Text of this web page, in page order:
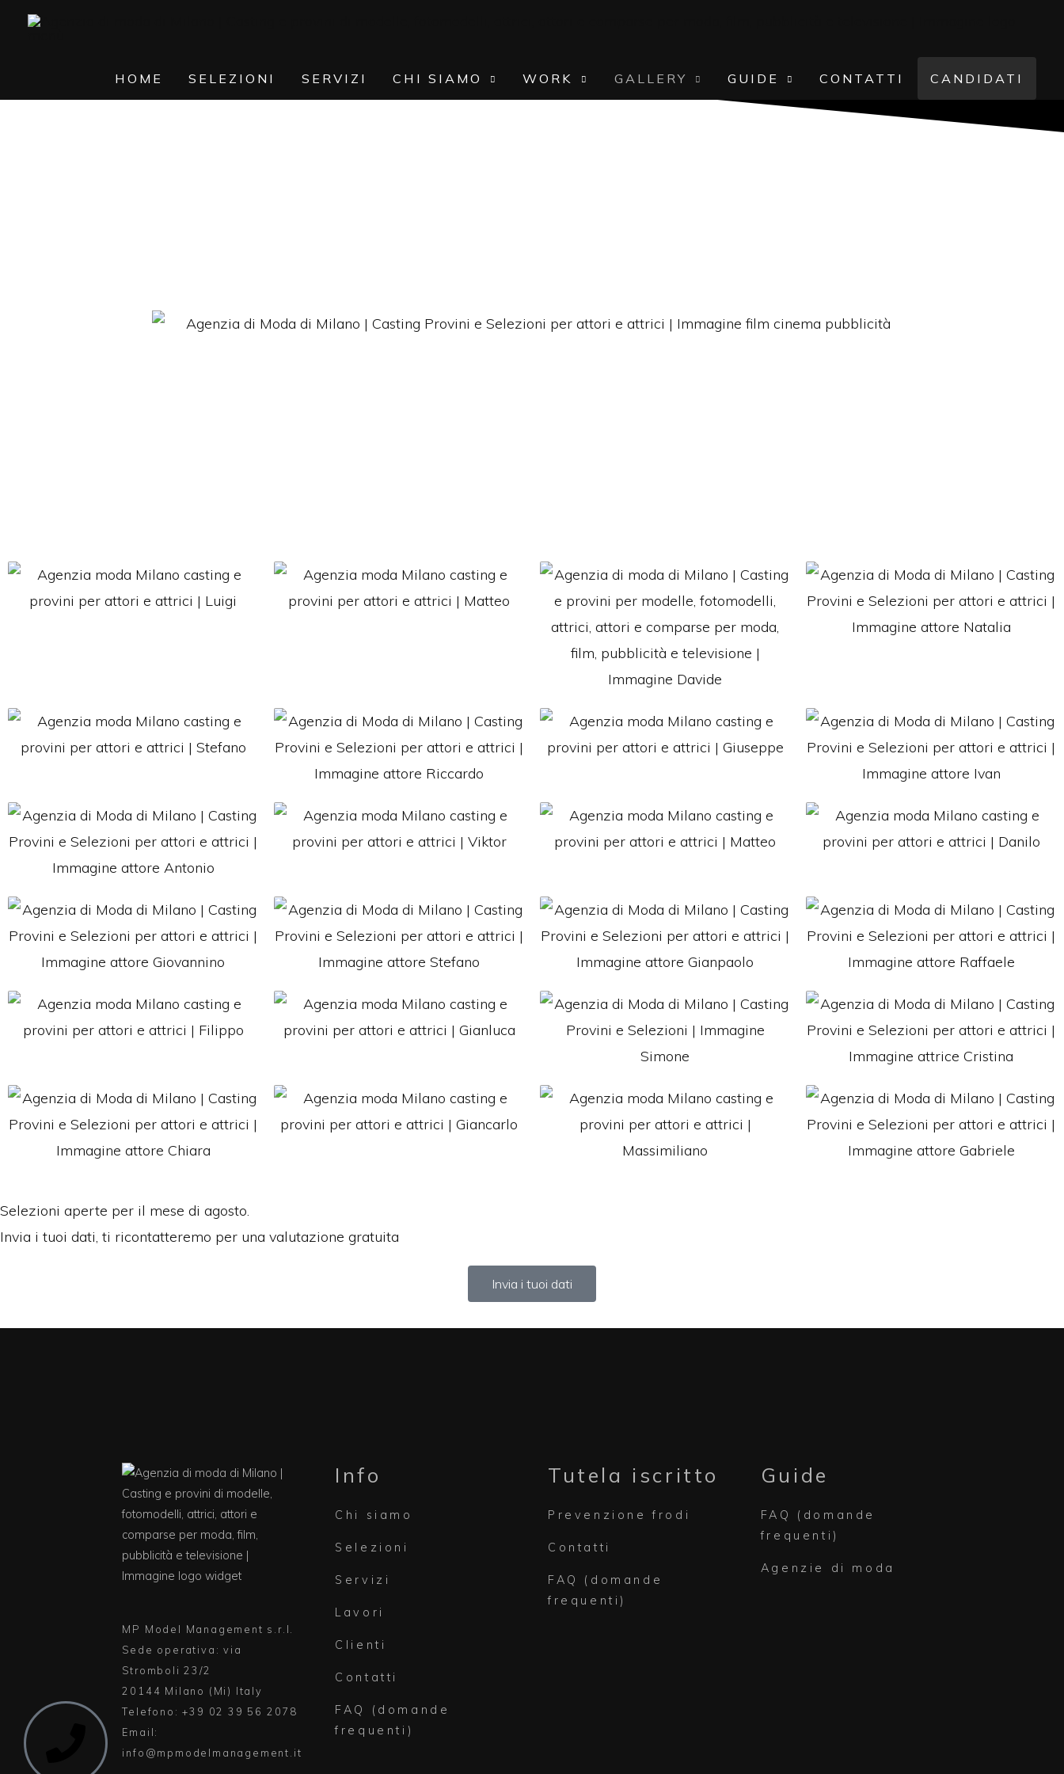
HOME SELEZIONI SERVIZI CHI SIAMO WORK GALLERY GUIDE CONTATTI CANDIDATI
Selezioni aperte per il mese di agosto.
Invia i tuoi dati, ti ricontatteremo per una valutazione gratuita
Invia i tuoi dati
MP Model Management s.r.l.
Sede operativa: via
Stromboli 23/2
20144 Milano (Mi) Italy
Telefono: +39 02 39 56 2078
Email:
info@mpmodelmanagement.it
Info
Chi siamo
Selezioni
Servizi
Lavori
Clienti
Contatti
FAQ (domande
frequenti)
Tutela iscritto
Prevenzione frodi
Contatti
FAQ (domande
frequenti)
Guide
FAQ (domande
frequenti)
Agenzie di moda